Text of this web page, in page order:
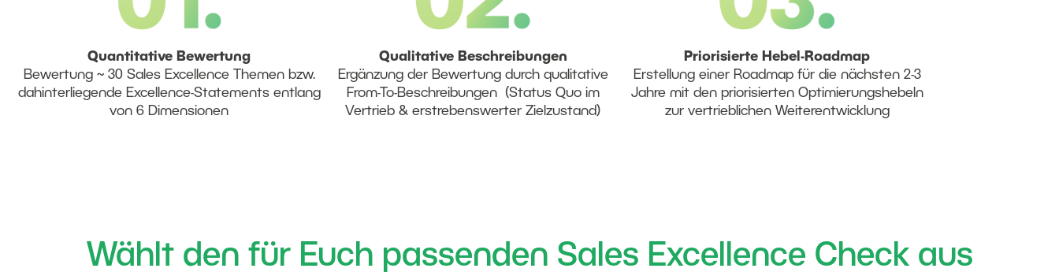
Quantitative Bewertung
Bewertung ~ 30 Sales Excellence Themen bzw.
dahinterliegende Excellence-Statements entlang
von 6 Dimensionen
Qualitative Beschreibungen
Ergänzung der Bewertung durch qualitative
From-To-Beschreibungen (Status Quo im
Vertrieb & erstrebenswerter Zielzustand)
Priorisierte Hebel-Roadmap
Erstellung einer Roadmap für die nächsten 2-3
Jahre mit den priorisierten Optimierungshebeln
zur vertrieblichen Weiterentwicklung
Wählt den für Euch passenden Sales Excellence Check aus